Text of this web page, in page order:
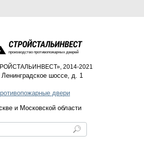
производство противопожарных дверей
2014-2021
Ленинградское шоссе, д. 1
двери
и Московской области